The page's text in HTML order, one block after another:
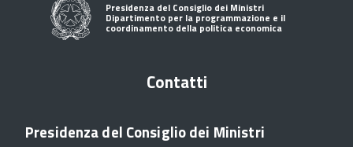
Presidenza del Consiglio dei Ministri
Dipartimento per la programmazione e il
coordinamento della politica economica
Contatti
Presidenza del Consiglio dei Ministri